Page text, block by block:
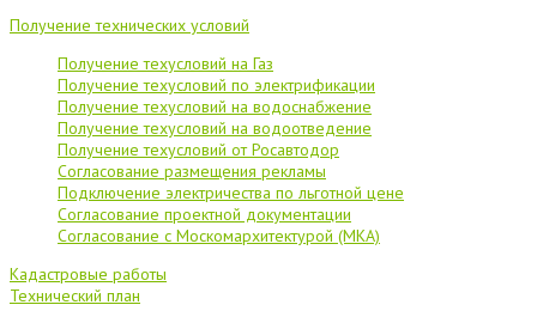
Получение технических условий
Получение техусловий на Газ
Получение техусловий по электрификации
Получение техусловий на водоснабжение
Получение техусловий на водоотведение
Получение техусловий от Росавтодор
Согласование размещения рекламы
Подключение электричества по льготной цене
Согласование проектной документации
Согласование с Москомархитектурой (МКА)
Кадастровые работы
Технический план